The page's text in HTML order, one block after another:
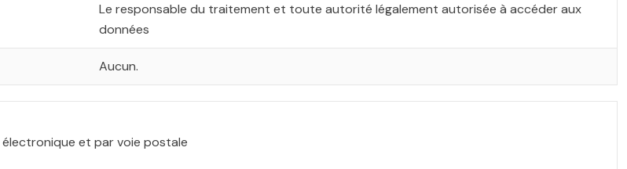
Le responsable du traitement et toute autorité légalement autorisée à accéder aux
données
Aucun.
et par voie postale